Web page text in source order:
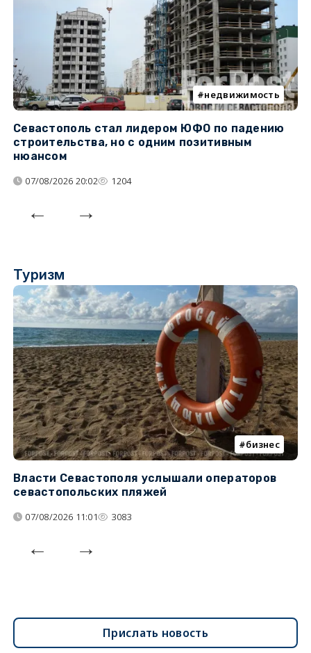
недвижимость
Севастополь стал лидером ЮФО по падению
строительства, но с одним позитивным
нюансом
07/08/2026 20:02 1204
Туризм
бизнес
Власти Севастополя услышали операторов
севастопольских пляжей
07/08/2026 11:01 3083
Прислать новость